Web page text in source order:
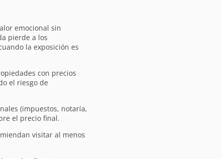
emocional sin
pierde a los
la exposición es
con precios
el riesgo de
(impuestos, notaría,
el precio final.
visitar al menos